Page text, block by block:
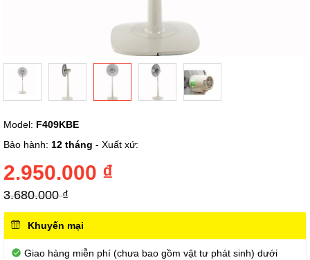
đến
phần
của
thư
viện
ảnh
Model: F409KBE
Bảo hành: 12 tháng - Xuất xứ:
2.950.000 ₫
3.680.000 ₫
Khuyến mại
Giao hàng miễn phí (chưa bao gồm vật tư phát sinh) dưới